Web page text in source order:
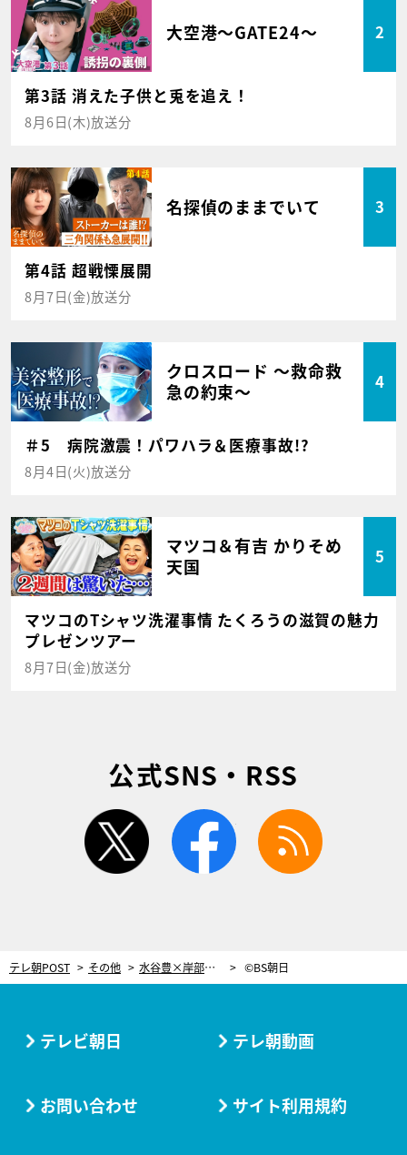
大空港～GATE24～ 2
第3話 消えた子供と兎を追え！
8月6日(木)放送分
名探偵のままでいて 3
第4話 超戦慄展開
8月7日(金)放送分
クロスロード ～救命救
急の約束～
4
＃5 病院激震！パワハラ＆医療事故!?
8月4日(火)放送分
マツコ＆有吉 かりそめ
天国
5
マツコのTシャツ洗濯事情 たくろうの滋賀の魅力
プレゼンツアー
8月7日(金)放送分
公式SNS・RSS
twitter facebook
テレ朝POST その他 水谷豊×岸部一徳×檀れいの“痛快エンタメ時代劇”、第3弾が放送決定！ ©BS朝日
テレビ朝日 テレ朝動画
お問い合わせ サイト利用規約